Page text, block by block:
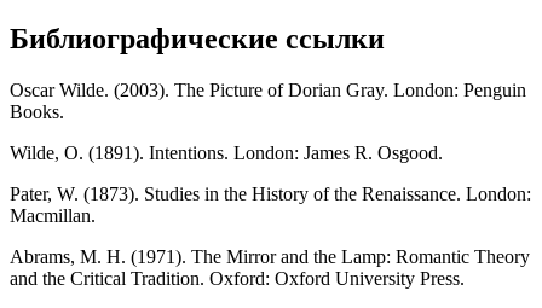
Библиографические ссылки
Oscar Wilde. (2003). The Picture of Dorian Gray. London: Penguin
Books.
Wilde, O. (1891). Intentions. London: James R. Osgood.
Pater, W. (1873). Studies in the History of the Renaissance. London:
Macmillan.
Abrams, M. H. (1971). The Mirror and the Lamp: Romantic Theory
and the Critical Tradition. Oxford: Oxford University Press.